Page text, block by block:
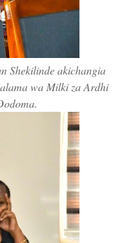
Shekilinde akichangia
wa Milki za Ardhi